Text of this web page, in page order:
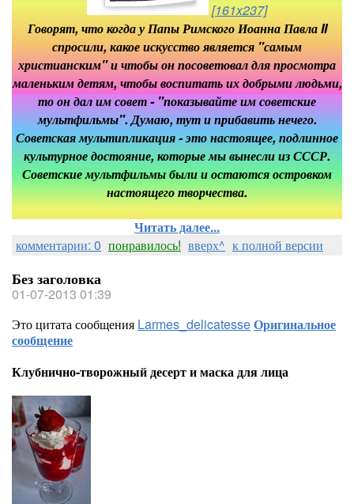
[161x237]
Говорят, что когда у Папы Римского Иоанна Павла II
спросили, какое искусство является "самым
христианским" и чтобы он посоветовал для просмотра
маленьким детям, чтобы воспитать их добрыми людьми,
то он дал им совет - "показывайте им советские
мультфильмы". Думаю, тут и прибавить нечего.
Советская мультипликация - это настоящее, подлинное
культурное достояние, которые мы вынесли из СССР.
Советские мультфильмы были и остаются островком
настоящего творчества.
Читать далее...
комментарии: 0 понравилось! вверх^ к полной версии
Без заголовка
01-07-2013 01:39
Это цитата сообщения Larmes_delicatesseОригинальное
сообщение
Клубнично-творожный десерт и маска для лица